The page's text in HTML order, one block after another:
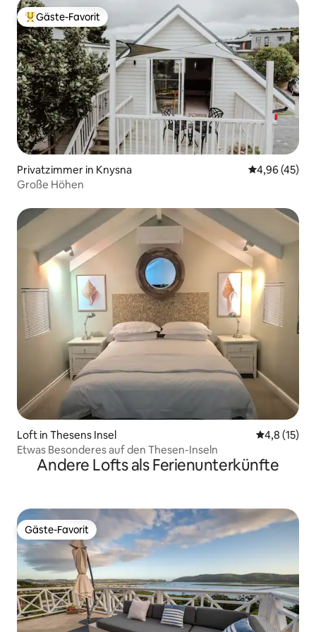
Beliebter Gäste-Favorit.
Gäste-Favorit
Privatzimmer in Knysna
4,96 (45)
Große Höhen
Loft in Thesens Insel
4,8 (15)
Etwas Besonderes auf den Thesen-Inseln
Andere Lofts als Ferienunterkünfte
Gäste-Favorit
Gäste-Favorit